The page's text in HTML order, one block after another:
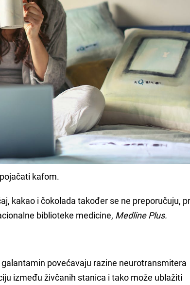
kafom.
kakao i čokolada također se ne preporučuju,
biblioteke medicine, Medline Plus.
povećavaju razine neurotransmitera
između živčanih stanica i tako može ublažiti